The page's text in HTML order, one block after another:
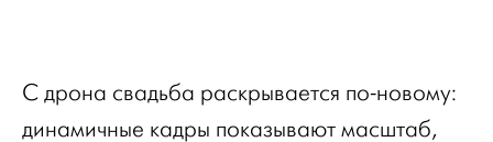
С дрона свадьба раскрывается по‑новому:
динамичные кадры показывают масштаб,